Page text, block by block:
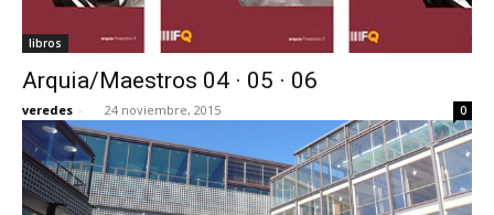
libros
Arquia/Maestros 04 · 05 · 06
veredes - 24 noviembre, 2015 0